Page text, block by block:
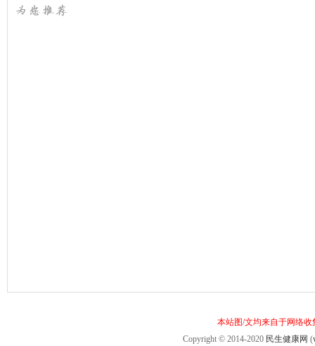
本站图/文均来自于网络
Copyright © 2014-2020 民生健康网 (